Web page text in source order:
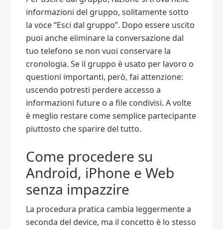
informazioni del gruppo, solitamente sotto
la voce “Esci dal gruppo”. Dopo essere uscito
puoi anche eliminare la conversazione dal
tuo telefono se non vuoi conservare la
cronologia. Se il gruppo è usato per lavoro o
questioni importanti, però, fai attenzione:
uscendo potresti perdere accesso a
informazioni future o a file condivisi. A volte
è meglio restare come semplice partecipante
piuttosto che sparire del tutto.
Come procedere su
Android, iPhone e Web
senza impazzire
La procedura pratica cambia leggermente a
seconda del device, ma il concetto è lo stesso